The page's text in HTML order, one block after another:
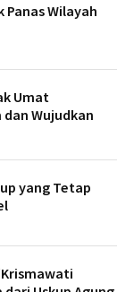
Wilayah
Umat
Wujudkan
yang Tetap